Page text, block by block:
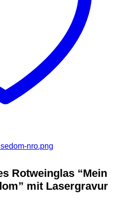
Rotweinglas “Mein
mit Lasergravur